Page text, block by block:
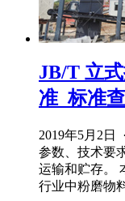
JB/T 立
准_标准
2019年5月2日
参数、技术要
运输和贮存。
行业中粉磨物